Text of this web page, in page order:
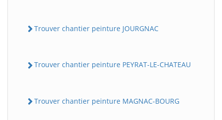
Trouver chantier peinture JOURGNAC
Trouver chantier peinture PEYRAT-LE-CHATEAU
Trouver chantier peinture MAGNAC-BOURG